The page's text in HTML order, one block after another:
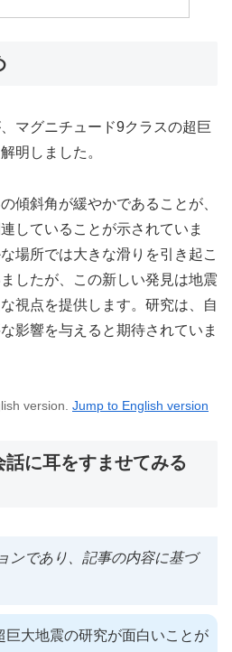
マグニチュード9クラスの超巨
明しました。
傾斜角が緩やかであることが、
していることが示されていま
場所では大きな滑りを引き起こ
したが、この新しい発見は地震
視点を提供します。研究は、自
影響を与えると期待されていま
version. Jump to English version
に耳をすませてみる
ンであり、記事の内容に基づ
巨大地震の研究が面白いことが